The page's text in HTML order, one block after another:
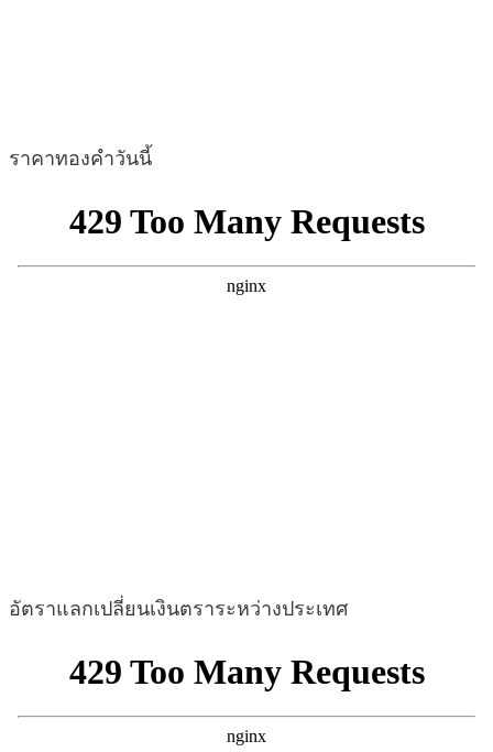
ราคาทองคำวันนี้
อัตราแลกเปลี่ยนเงินตราระหว่างประเทศ